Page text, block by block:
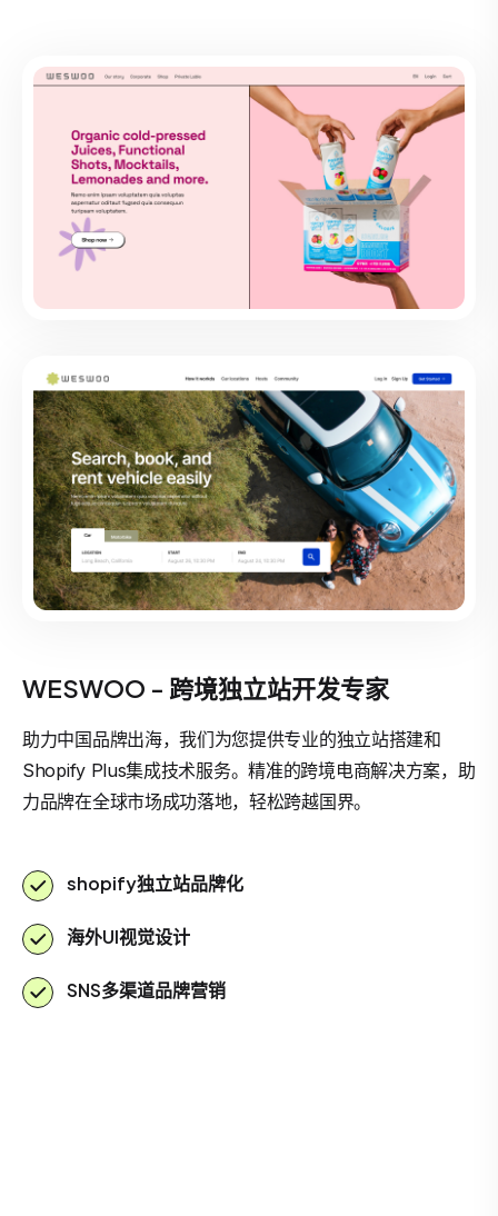
WESWOO - 跨境独立站开发专家
助力中国品牌出海，我们为您提供专业的独立站搭建和
Shopify Plus集成技术服务。精准的跨境电商解决方案，助
力品牌在全球市场成功落地，轻松跨越国界。
shopify独立站品牌化
海外UI视觉设计
SNS多渠道品牌营销